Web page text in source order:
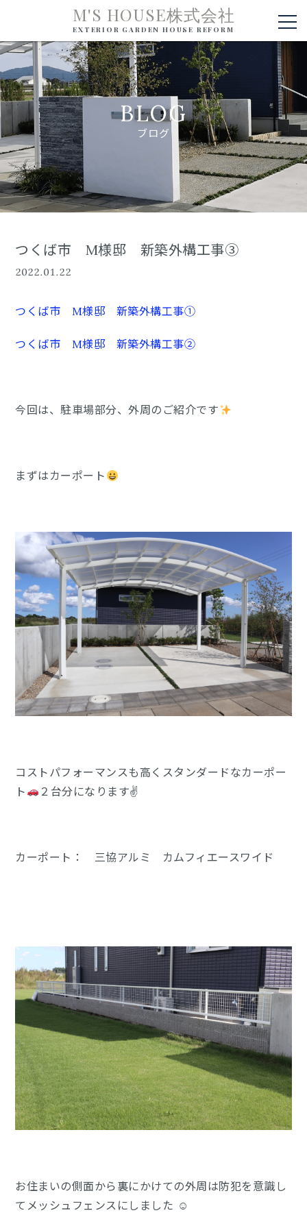
M'S HOUSE株式会社
EXTERIOR GARDEN HOUSE REFORM
BLOG
ブログ
つくば市 M様邸 新築外構工事③
2022.01.22
つくば市 M様邸 新築外構工事①
つくば市 M様邸 新築外構工事②
今回は、駐車場部分、外周のご紹介です
まずはカーポート
コストパフォーマンスも高くスタンダードなカーポー
ト
２台分になります✌
カーポート： 三協アルミ カムフィエースワイド
お住まいの側面から裏にかけての外周は防犯を意識し
てメッシュフェンスにしました ☺